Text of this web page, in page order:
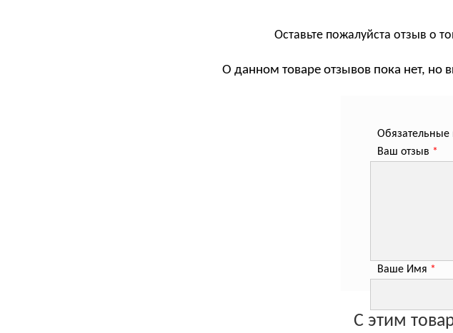
Оставьте пожалуйста отзыв о
О данном товаре отзывов пока нет, но
Ваш отзыв *
Ваше Имя *
С этим